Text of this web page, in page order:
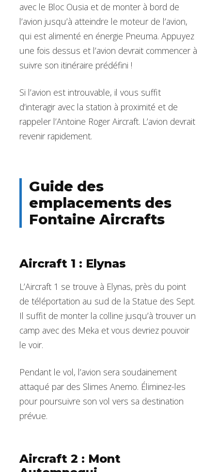
avec le Bloc Ousia et de monter à bord de
l’avion jusqu’à atteindre le moteur de l’avion,
qui est alimenté en énergie Pneuma. Appuyez
une fois dessus et l’avion devrait commencer à
suivre son itinéraire prédéfini !
Si l’avion est introuvable, il vous suffit
d’interagir avec la station à proximité et de
rappeler l’Antoine Roger Aircraft. L’avion devrait
revenir rapidement.
Guide des
emplacements des
Fontaine Aircrafts
Aircraft 1 : Elynas
L’Aircraft 1 se trouve à Elynas, près du point
de téléportation au sud de la Statue des Sept.
Il suffit de monter la colline jusqu’à trouver un
camp avec des Meka et vous devriez pouvoir
le voir.
Pendant le vol, l’avion sera soudainement
attaqué par des Slimes Anemo. Éliminez-les
pour poursuivre son vol vers sa destination
prévue.
Aircraft 2 : Mont